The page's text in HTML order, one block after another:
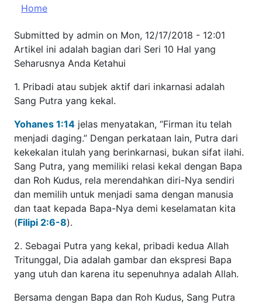
Home
Submitted byadminonMon, 12/17/2018 - 12:01
Artikel ini adalah bagian dari Seri 10 Hal yang Seharusnya
Anda Ketahui
1. Pribadi atau subjek aktif dari inkarnasi adalah Sang
Putra yang kekal.
Yohanes 1:14jelas menyatakan, “Firman itu telah menjadi
daging.” Dengan perkataan lain, Putra dari kekekalan itulah
yang berinkarnasi, bukan sifat ilahi. Sang Putra, yang
memiliki relasi kekal dengan Bapa dan Roh Kudus, rela
merendahkan diri-Nya sendiri dan memilih untuk menjadi
sama dengan manusia dan taat kepada Bapa-Nya demi
keselamatan kita ( Filipi 2:6-8).
2. Sebagai Putra yang kekal, pribadi kedua Allah
Tritunggal, Dia adalah gambar dan ekspresi Bapa yang
utuh dan karena itu sepenuhnya adalah Allah.
Bersama dengan Bapa dan Roh Kudus, Sang Putra secara
penuh dan setara sama-sama memiliki sifat ilahi. Sebagai